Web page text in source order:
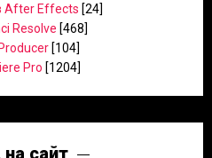
After Effects [24]
Resolve [468]
[104]
Pro [1204]
сайт